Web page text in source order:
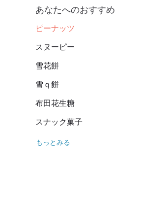
あなたへのおすすめ
ピーナッツ
スヌーピー
雪花餅
雪ｑ餅
布田花生糖
スナック菓子
もっとみる